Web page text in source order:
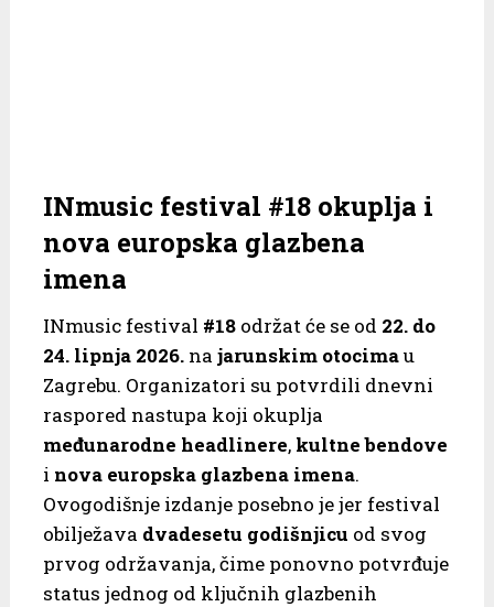
INmusic festival #18 okuplja i
nova europska glazbena
imena
INmusic festival #18održat će se od 22. do
24. lipnja 2026.na jarunskim otocimau
Zagrebu. Organizatori su potvrdili dnevni
raspored nastupa koji okuplja
međunarodne headlinere, kultne bendove
i nova europska glazbena imena.
Ovogodišnje izdanje posebno je jer festival
obilježava dvadesetu godišnjicu od svog
prvog održavanja, čime ponovno potvrđuje
status jednog od ključnih glazbenih